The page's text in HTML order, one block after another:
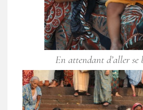
En attendant d’aller se